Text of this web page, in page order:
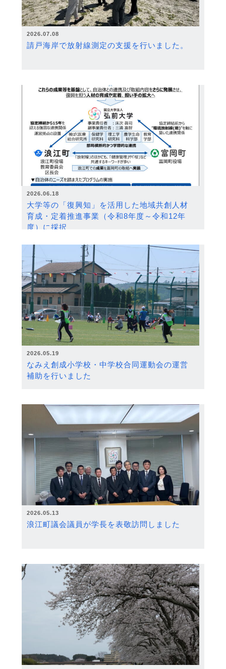
2026.07.08
請戸海岸で放射線測定の支援を行いました。
2026.06.18
大学等の「復興知」を活用した地域共創人材
育成・定着推進事業（令和8年度～令和12年
度）に採択
2026.05.19
なみえ創成小学校・中学校合同運動会の運営
補助を行いました
2026.05.13
浪江町議会議員が学長を表敬訪問しました